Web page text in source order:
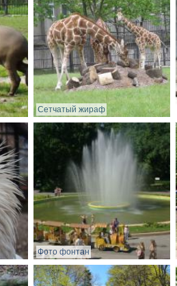
Сетчатый жираф
Фото фонтан